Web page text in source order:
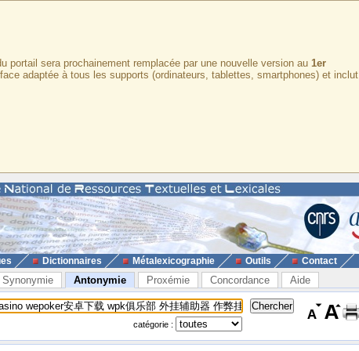
sera prochainement remplacée par une nouvelle version au 1er
adaptée à tous les supports (ordinateurs, tablettes, smartphones) et inclut
Dictionnaires Métalexicographie Outils Contact
Synonymie Antonymie Proxémie Concordance Aide
catégorie :